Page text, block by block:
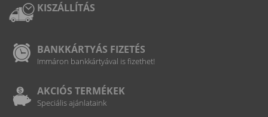
KISZÁLLÍTÁS
BANKKÁRTYÁS FIZETÉS
Immáron bankkártyával is fizethet!
AKCIÓS TERMÉKEK
Speciális ajánlataink